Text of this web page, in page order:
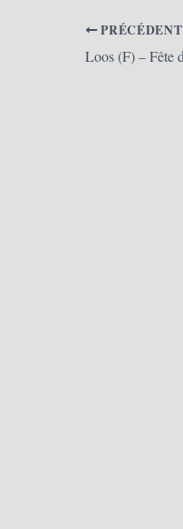
PRÉCÉDENT